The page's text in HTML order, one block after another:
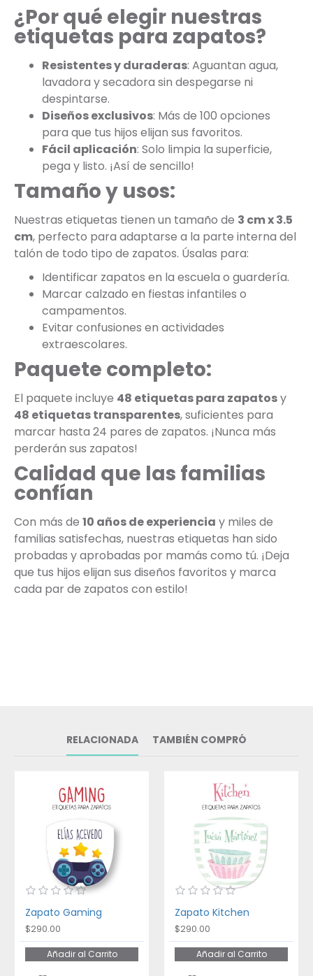
¿Por qué elegir nuestras
etiquetas para zapatos?
Resistentes y duraderas: Aguantan agua,
lavadora y secadora sin despegarse ni
despintarse.
Diseños exclusivos: Más de 100 opciones
para que tus hijos elijan sus favoritos.
Fácil aplicación: Solo limpia la superficie,
pega y listo. ¡Así de sencillo!
Tamaño y usos:
Nuestras etiquetas tienen un tamaño de 3 cm x 3.5
cm, perfecto para adaptarse a la parte interna del
talón de todo tipo de zapatos. Úsalas para:
Identificar zapatos en la escuela o guardería.
Marcar calzado en fiestas infantiles o
campamentos.
Evitar confusiones en actividades
extraescolares.
Paquete completo:
El paquete incluye 48 etiquetas para zapatosy
48 etiquetas transparentes, suficientes para
marcar hasta 24 pares de zapatos. ¡Nunca más
perderán sus zapatos!
Calidad que las familias
confían
Con más de 10 años de experiencia y miles de
familias satisfechas, nuestras etiquetas han sido
probadas y aprobadas por mamás como tú. ¡Deja
que tus hijos elijan sus diseños favoritos y marca
cada par de zapatos con estilo!
RELACIONADA TAMBIÉN COMPRÓ
Zapato Gaming
$290.00
Añadir al Carrito
Zapato Kitchen
$290.00
Añadir al Carrito